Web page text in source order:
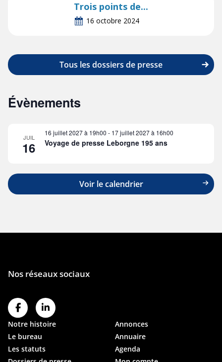
Trois points de...
16 octobre 2024
Tous les dossiers de presse
Évènements
JUIL
16
16 juillet 2027 à 19h00 - 17 juillet 2027 à 16h00
Voyage de presse Leborgne 195 ans
Voir le calendrier
Notre histoire
Le bureau
Les statuts
Annonces
Annuaire
Agenda